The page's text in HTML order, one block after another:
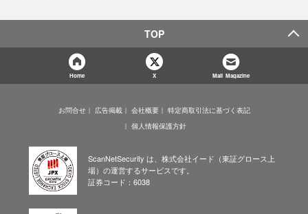
TOP
Home X Mail Magazine
お問合せ 広告掲載 会社概要
特定商取引法に基づく表記
個人情報保護方針
ScanNetSecurity は、株式会社イード（東証グロース上
場）の運営するサービスです。
証券コード：6038